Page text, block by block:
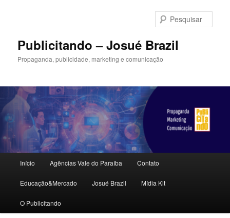
principalPublicitando – Josué Brazil
Propaganda, publicidade, marketing e comunicação
principal
Início Agências Vale do Paraíba Contato
Educação&Mercado Josué Brazil Mídia Kit
O Publicitando